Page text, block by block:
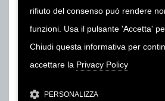
rifiuto del consenso può rendere
funzioni. Usa il pulsante 'Accetta'
Chiudi questa informativa per
accettare la Privacy Policy
PERSONALIZZA